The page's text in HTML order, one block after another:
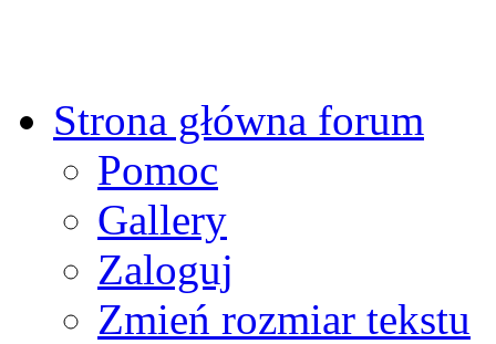
Strona główna forum
Pomoc
Gallery
Zaloguj
Zmień rozmiar tekstu